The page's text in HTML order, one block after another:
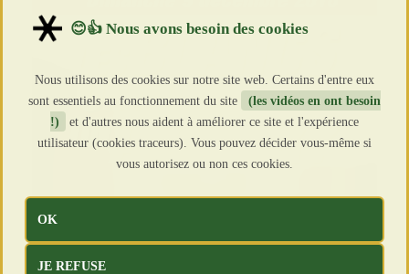
Nous utilisons des cookies sur notre site web. Certains d'entre eux
sont essentiels au fonctionnement du site
(les vidéos en ont besoin
!)
et d'autres nous aident à améliorer ce site et l'expérience
utilisateur (cookies traceurs). Vous pouvez décider vous-même si
vous autorisez ou non ces cookies.
OK
JE REFUSE